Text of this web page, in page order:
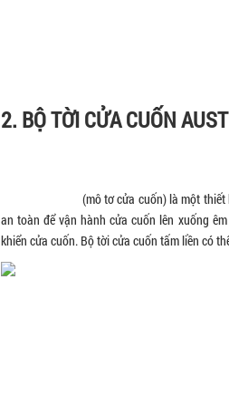
2. BỘ TỜI CỬA CUỐN
(mô tơ cửa cuốn) là một
an toàn để vận hành cửa cuốn lên xuống
khiển cửa cuốn. Bộ tời cửa cuốn tấm liền có